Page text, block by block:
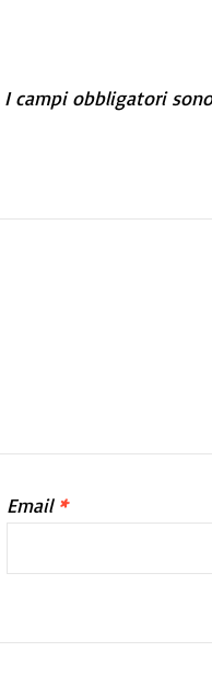
I campi obbligatori
Email *